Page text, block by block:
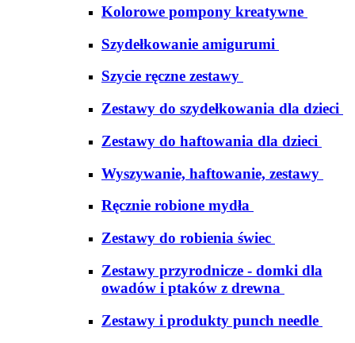
Kolorowe pompony kreatywne
Szydełkowanie amigurumi
Szycie ręczne zestawy
Zestawy do szydełkowania dla dzieci
Zestawy do haftowania dla dzieci
Wyszywanie, haftowanie, zestawy
Ręcznie robione mydła
Zestawy do robienia świec
Zestawy przyrodnicze - domki dla
owadów i ptaków z drewna
Zestawy i produkty punch needle